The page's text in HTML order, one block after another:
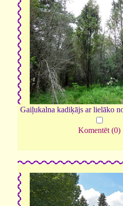
Gaiļukalna kadiķājs ar lielāko
Komentēt (0)